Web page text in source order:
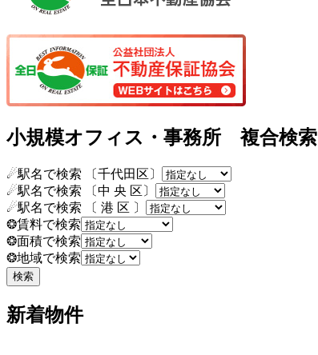
小規模オフィス・事務所 複合検索
☄駅名で検索 〔千代田区〕
☄駅名で検索 〔中 央 区〕
☄駅名で検索 〔 港 区 〕
❂賃料で検索
❂面積で検索
❂地域で検索
新着物件